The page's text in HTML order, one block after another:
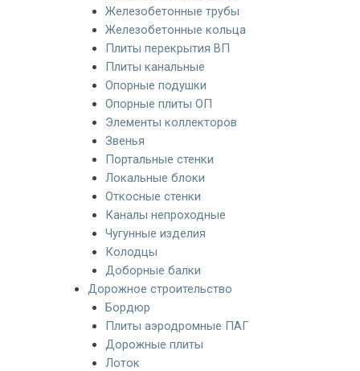
Железобетонные трубы
Железобетонные кольца
Плиты перекрытия ВП
Плиты канальные
Опорные подушки
Опорные плиты ОП
Элементы коллекторов
Звенья
Портальные стенки
Локальные блоки
Откосные стенки
Каналы непроходные
Чугунные изделия
Колодцы
Доборные балки
Дорожное строительство
Бордюр
Плиты аэродромные ПАГ
Дорожные плиты
Лоток